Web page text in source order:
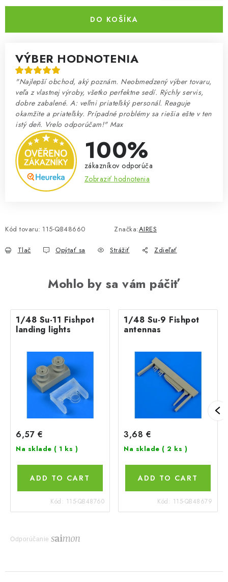
DO KOŠÍKA
VÝBER HODNOTENIA
"Najlepší obchod, aký poznám. Neobmedzený výber tovaru,
veľa z vlastnej výroby, všetko perfektne sedí. Rýchly servis,
dobre zabalené. A: veľmi priateľský personál. Reaguje
okamžite a priateľsky. Prípadné problémy sa riešia ešte v ten
istý deň. Vrelo odporúčam!" Max
100%
zákazníkov odporúča
Zobraziť hodnotenia
Kód tovaru: 115-QB48660 Značka:AIRES
Tlač Opýtať sa Strážiť Zdieľať
Mohlo by sa vám páčiť
1/48 Su-11 Fishpot
landing lights
6,57 €
Na sklade ( 1 ks )
ADD TO CART
Kód: 115-QB48760
1/48 Su-9 Fishpot
antennas
3,68 €
Na sklade ( 2 ks )
ADD TO CART
Kód: 115-QB48679
Odporúčanie